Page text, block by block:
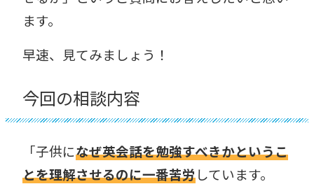
ます。
早速、見てみましょう！
今回の相談内容
「子供になぜ英会話を勉強すべきかというこ
とを理解させるのに一番苦労しています。